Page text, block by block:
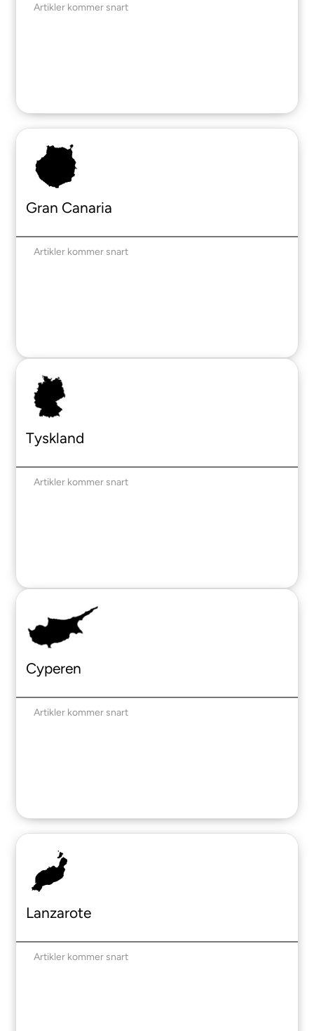
Artikler kommer snart
Gran Canaria
Artikler kommer snart
Tyskland
Artikler kommer snart
Cyperen
Artikler kommer snart
Lanzarote
Artikler kommer snart